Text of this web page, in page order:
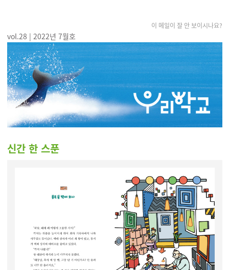
이 메일이 잘 안 보이시나요?
vol.28 | 2022년 7월호
신간 한 스푼